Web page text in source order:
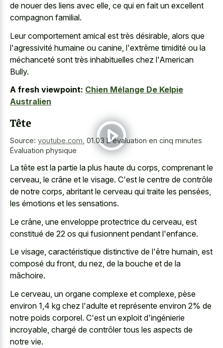
de nouer des liens avec elle, ce qui en fait un excellent
compagnon familial.
Leur comportement amical est très désirable, alors que
l'agressivité humaine ou canine, l'extrême timidité ou la
méchanceté sont très inhabituelles chez l'American
Bully.
A fresh viewpoint: Chien Mélange De Kelpie
Australien
Tête
Source: youtube.com 01.03 L'évaluation en cinq minutes
Évaluation physique
La tête est la partie la plus haute du corps, comprenant le
cerveau, le crâne et le visage. C'est le centre de contrôle
de notre corps, abritant le cerveau qui traite les pensées,
les émotions et les sensations.
Le crâne, une enveloppe protectrice du cerveau, est
constitué de 22 os qui fusionnent pendant l'enfance.
Le visage, caractéristique distinctive de l'être humain, est
composé du front, du nez, de la bouche et de la
mâchoire.
Le cerveau, un organe complexe et complexe, pèse
environ 1,4 kg chez l'adulte et représente environ 2% de
notre poids corporel. C'est un exploit d'ingénierie
incroyable, chargé de contrôler tous les aspects de
notre vie.